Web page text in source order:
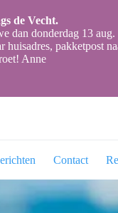
de Vecht.
dan donderdag 13 aug.
huisadres, pakketpost
Anne
Contact